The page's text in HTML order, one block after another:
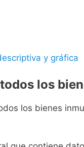
y gráfica
los
los bienes